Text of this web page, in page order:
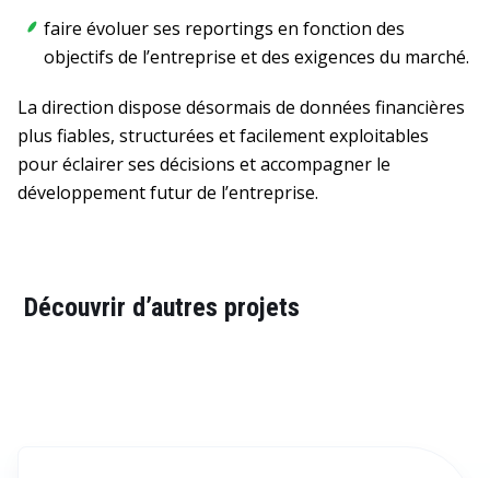
faire évoluer ses reportings en fonction des
objectifs de l’entreprise et des exigences du marché.
La direction dispose désormais de données financières
plus fiables, structurées et facilement exploitables
pour éclairer ses décisions et accompagner le
développement futur de l’entreprise.
Découvrir d’autres projets